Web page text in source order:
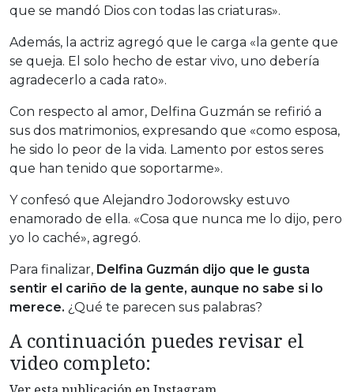
que se mandó Dios con todas las criaturas».
Además, la actriz agregó que le carga «la gente que
se queja. El solo hecho de estar vivo, uno debería
agradecerlo a cada rato».
Con respecto al amor, Delfina Guzmán se refirió a
sus dos matrimonios, expresando que «como esposa,
he sido lo peor de la vida. Lamento por estos seres
que han tenido que soportarme».
Y confesó que Alejandro Jodorowsky estuvo
enamorado de ella. «Cosa que nunca me lo dijo, pero
yo lo caché», agregó.
Para finalizar, Delfina Guzmán dijo que le gusta
sentir el cariño de la gente, aunque no sabe si lo
merece. ¿Qué te parecen sus palabras?
A continuación puedes revisar el
video completo: